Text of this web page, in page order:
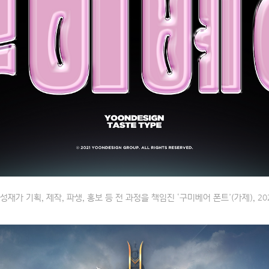
재가 기획, 제작, 파생, 홍보 등 전 과정을 책임진 ‘구미베어 폰트’(가제),